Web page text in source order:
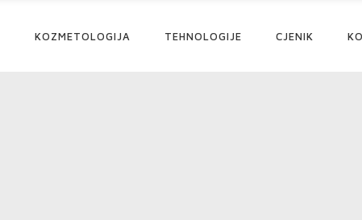
KOZMETOLOGIJA TEHNOLOGIJE CJENIK